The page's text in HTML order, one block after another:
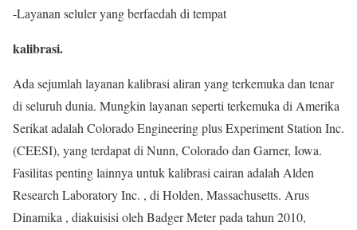
-Layanan seluler yang berfaedah di tempat
kalibrasi.
Ada sejumlah layanan kalibrasi aliran yang terkemuka dan tenar
di seluruh dunia. Mungkin layanan seperti terkemuka di Amerika
Serikat adalah Colorado Engineering plus Experiment Station Inc.
(CEESI), yang terdapat di Nunn, Colorado dan Garner, Iowa.
Fasilitas penting lainnya untuk kalibrasi cairan adalah Alden
Research Laboratory Inc. , di Holden, Massachusetts. Arus
Dinamika , diakuisisi oleh Badger Meter pada tahun 2010,